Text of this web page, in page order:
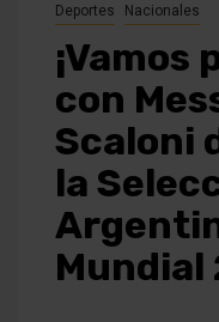
Deportes Nacionales
¡Vamos
con
Scaloni
la
Mundial